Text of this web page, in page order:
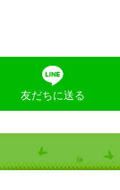
友だちに送る